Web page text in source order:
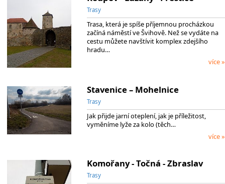
Trasy
Trasa, která je spíše příjemnou procházkou
začíná náměstí ve Švihově. Než se vydáte na
cestu můžete navštívit komplex zdejšího
hradu…
více »
Stavenice – Mohelnice
Trasy
Jak přijde jarní oteplení, jak je příležitost,
vyměníme lyže za kolo (těch…
více »
Komořany - Točná - Zbraslav
Trasy